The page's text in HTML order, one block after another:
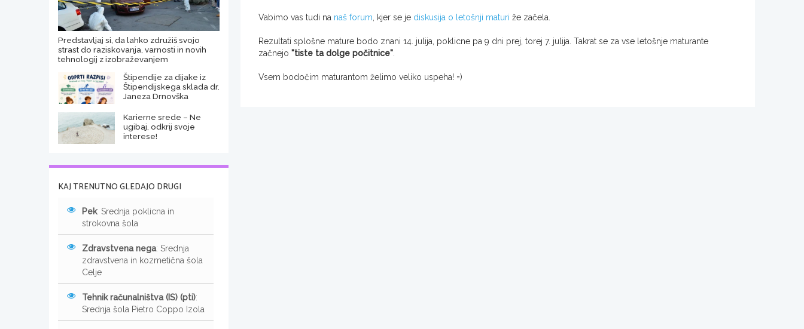
Vabimo vas tudi na naš forum, kjer se je diskusija o letošnji maturi že začela.
Rezultati splošne mature bodo znani 14. julija, poklicne pa 9 dni prej, torej 7. julija. Takrat se za vse letošnje maturante
začnejo "tiste ta dolge počitnice".
Vsem bodočim maturantom želimo veliko uspeha! =)
Predstavljaj si, da lahko združiš svojo
strast do raziskovanja, varnosti in novih
tehnologij z izobraževanjem
Štipendije za dijake iz
Štipendijskega sklada dr.
Janeza Drnovška
Karierne srede – Ne
ugibaj, odkrij svoje
interese!
KAJ TRENUTNO GLEDAJO DRUGI
Pek: Srednja poklicna in
strokovna šola
Zdravstvena nega: Srednja
zdravstvena in kozmetična šola
Celje
Tehnik računalništva (IS) (pti):
Srednja šola Pietro Coppo Izola